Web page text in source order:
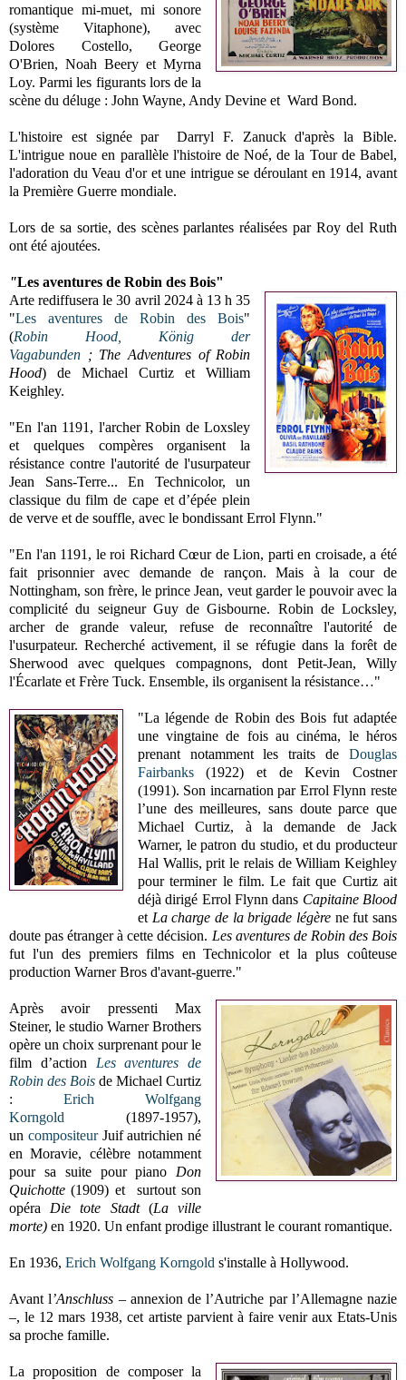
romantique mi-muet, mi sonore
(système Vitaphone), avec
Dolores Costello, George
O'Brien, Noah Beery et Myrna
Loy. Parmi les figurants lors de la
scène du déluge : John Wayne, Andy Devine et Ward Bond.
L'histoire est signée par Darryl F. Zanuck d'après la Bible.
L'intrigue noue en parallèle l'histoire de Noé, de la Tour de Babel,
l'adoration du Veau d'or et une intrigue se déroulant en 1914, avant
la Première Guerre mondiale.
Lors de sa sortie, des scènes parlantes réalisées par Roy del Ruth
ont été ajoutées.
"Les aventures de Robin des Bois"
Arte rediffusera le 30 avril 2024 à 13 h 35
"Les aventures de Robin des Bois"
(Robin Hood, König der
Vagabunden ; The Adventures of Robin
Hood) de Michael Curtiz et William
Keighley.
"En l'an 1191, l'archer Robin de Loxsley
et quelques compères organisent la
résistance contre l'autorité de l'usurpateur
Jean Sans-Terre... En Technicolor, un
classique du film de cape et d’épée plein
de verve et de souffle, avec le bondissant Errol Flynn."
"En l'an 1191, le roi Richard Cœur de Lion, parti en croisade, a été
fait prisonnier avec demande de rançon. Mais à la cour de
Nottingham, son frère, le prince Jean, veut garder le pouvoir avec la
complicité du seigneur Guy de Gisbourne. Robin de Locksley,
archer de grande valeur, refuse de reconnaître l'autorité de
l'usurpateur. Recherché activement, il se réfugie dans la forêt de
Sherwood avec quelques compagnons, dont Petit-Jean, Willy
l'Écarlate et Frère Tuck. Ensemble, ils organisent la résistance…"
"La légende de Robin des Bois fut adaptée
une vingtaine de fois au cinéma, le héros
prenant notamment les traits de Douglas
Fairbanks(1922) et de Kevin Costner
(1991). Son incarnation par Errol Flynn reste
l’une des meilleures, sans doute parce que
Michael Curtiz, à la demande de Jack
Warner, le patron du studio, et du producteur
Hal Wallis, prit le relais de William Keighley
pour terminer le film. Le fait que Curtiz ait
déjà dirigé Errol Flynn dans Capitaine Blood
et La charge de la brigade légèrene fut sans
doute pas étranger à cette décision. Les aventures de Robin des Bois
fut l'un des premiers films en Technicolor et la plus coûteuse
production Warner Bros d'avant-guerre."
Après avoir pressenti Max
Steiner, le studio Warner Brothers
opère un choix surprenant pour le
film d’action Les aventures de
Robin des Bois de Michael Curtiz
:Erich Wolfgang
Korngold (1897-1957),
un compositeurJuif autrichien né
en Moravie, célèbre notamment
pour sa suite pour piano Don
Quichotte(1909) et surtout son
opéra Die tote Stadt (La ville
morte) en 1920. Un enfant prodige illustrant le courant romantique.
En 1936, Erich Wolfgang Korngold s'installe à Hollywood.
Avant l’Anschluss – annexion de l’Autriche par l’Allemagne nazie
–, le 12 mars 1938, cet artiste parvient à faire venir aux Etats-Unis
sa proche famille.
La proposition de composer la